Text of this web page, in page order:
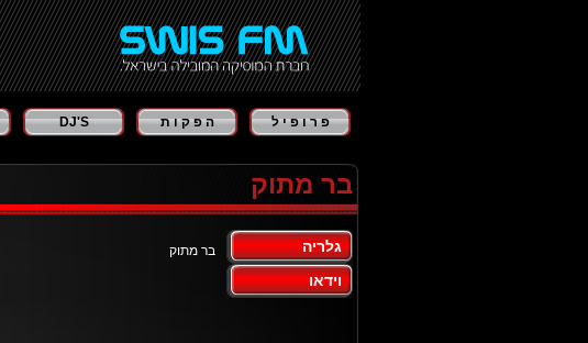
DJ'S ה פ ק ו ת פ ר ו פ י ל
בר מתוק
גלריה
וידאו
בר מתוק